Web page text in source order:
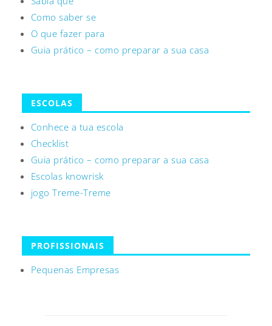
Como saber se
O que fazer para
Guia prático – como preparar a sua casa
ESCOLAS
Conhece a tua escola
Checklist
Guia prático – como preparar a sua casa
Escolas knowrisk
jogo Treme-Treme
PROFISSIONAIS
Pequenas Empresas